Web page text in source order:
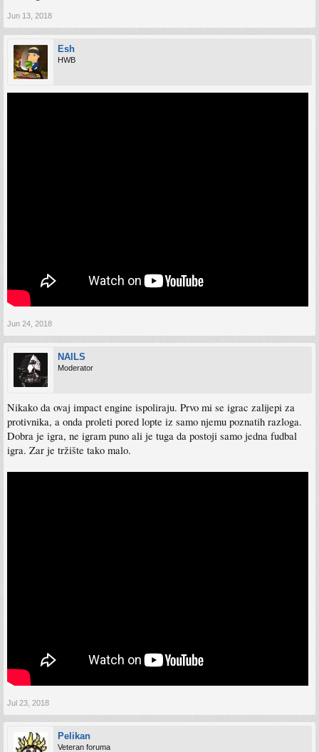
Jun 13, 2018
Esh
HWB
Jun 24, 2018
NAILS
Moderator
Nikako da ovaj impact engine ispoliraju. Prvo mi se igrac zalijepi za
protivnika, a onda proleti pored lopte iz samo njemu poznatih razloga.
Dobra je igra, ne igram puno ali je tuga da postoji samo jedna fudbal
igra. Zar je tržište tako malo.
Jul 23, 2018
Pelikan
Veteran foruma